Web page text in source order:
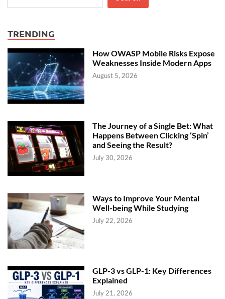
TRENDING
How OWASP Mobile Risks Expose
Weaknesses Inside Modern Apps
August 5, 2026
The Journey of a Single Bet: What
Happens Between Clicking ‘Spin’
and Seeing the Result?
July 30, 2026
Ways to Improve Your Mental
Well-being While Studying
July 22, 2026
GLP-3 vs GLP-1: Key Differences
Explained
July 21, 2026